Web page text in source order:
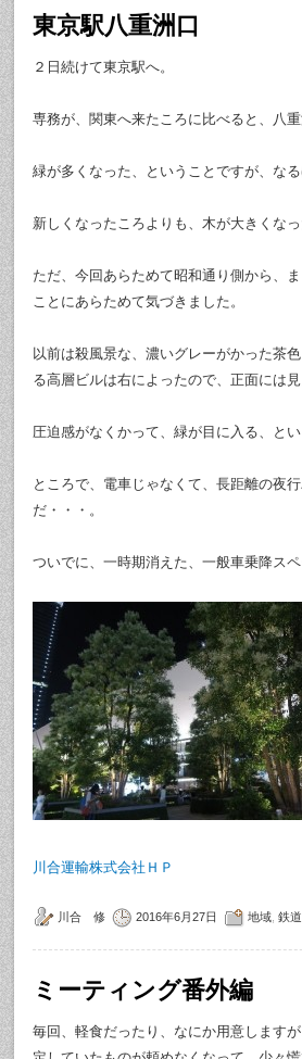
東京駅八重洲口
２日続けて東京駅へ。
専務が、関東へ来たころに比べると、八
緑が多くなった、ということですが、なる
新しくなったころよりも、木が大きくなっ
ただ、今回あらためて昭和通り側から、
ことにあらためて気づきました。
以前は殺風景な、濃いグレーがかった茶
る高層ビルは右によったので、正面には見
圧迫感がなくかって、緑が目に入る、とい
ところで、電車じゃなくて、長距離の夜
だ・・・。
ついでに、一時期消えた、一般車乗降ス
川合運輸株式会社ＨＰ
川合 修 2016年6月27日 地域 鉄道
ミーティング番外編
毎回、軽食だったり、なにか用意します